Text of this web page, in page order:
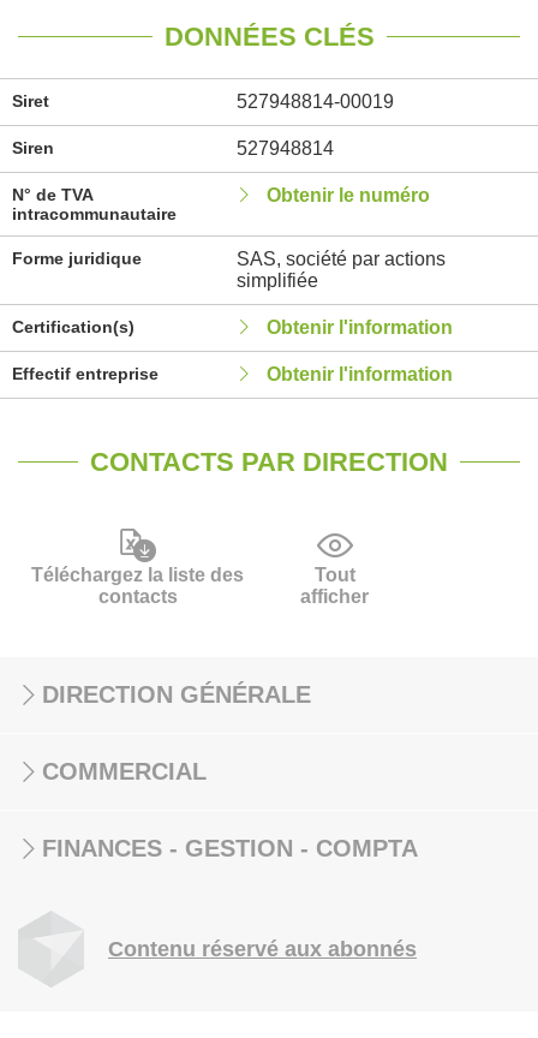
DONNÉES CLÉS
Siret 527948814-00019
Siren 527948814
N° de TVA
intracommunautaire
Obtenir le numéro
Forme juridique
SAS, société par actions
simplifiée
Certification(s) Obtenir l'information
Effectif entreprise Obtenir l'information
CONTACTS PAR DIRECTION
Téléchargez la liste des
contacts
Tout
afficher
DIRECTION GÉNÉRALE
COMMERCIAL
FINANCES - GESTION - COMPTA
Contenu réservé aux abonnés